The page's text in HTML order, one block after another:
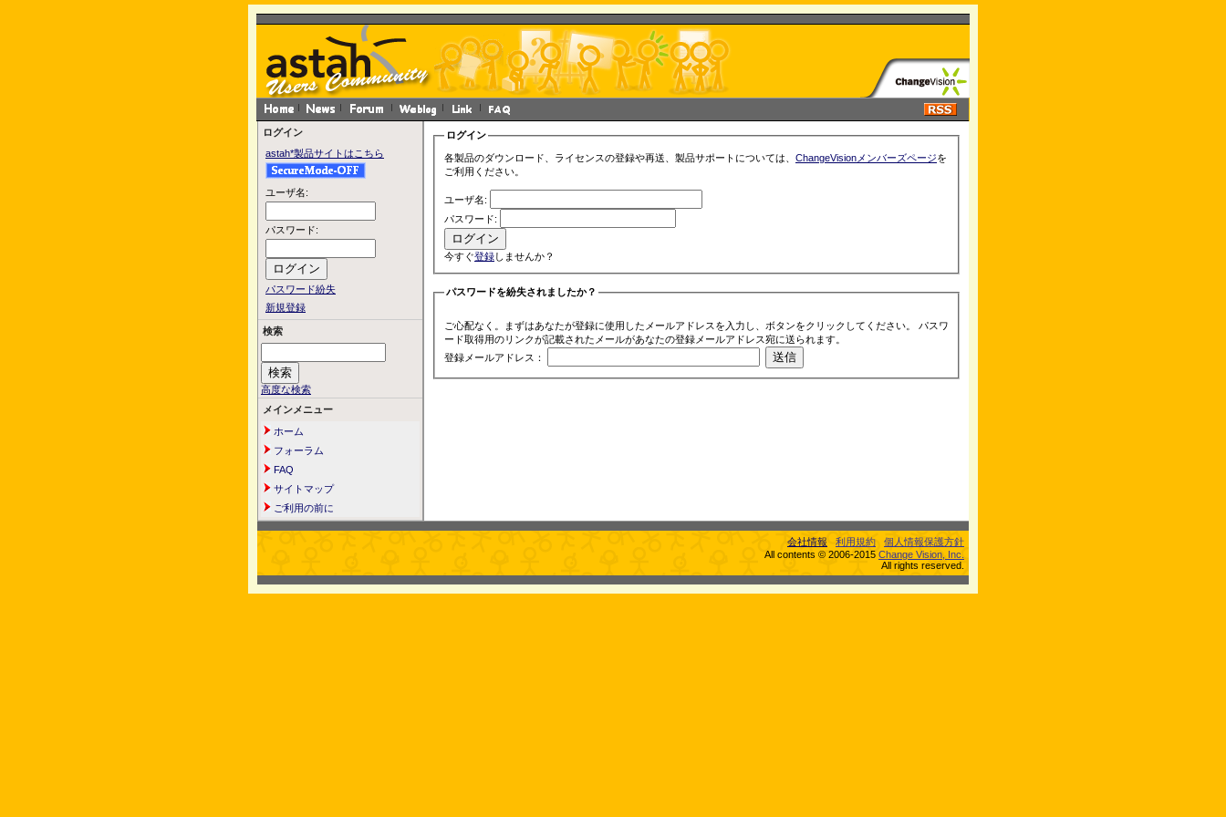
ログイン
astah*製品サイトはこちら
ユーザ名:
パスワード:
パスワード紛失
新規登録
検索
高度な検索
メインメニュー
ホーム
フォーラム
FAQ
サイトマップ
ご利用の前に
ログイン
各製品のダウンロード、ライセンスの登録や再送、製品サポートについては、 ChangeVisionメンバーズページを
ご利用ください。
ユーザ名:
パスワード:
今すぐ登録しませんか？
パスワードを紛失されましたか？
ご心配なく。まずはあなたが登録に使用したメールアドレスを入力し、ボタンをクリックしてください。 パスワ
ード取得用のリンクが記載されたメールがあなたの登録メールアドレス宛に送られます。
登録メールアドレス：
会社情報 利用規約
個人情報保護方針
All contents © 2006-2015 Change Vision, Inc.
All rights reserved.